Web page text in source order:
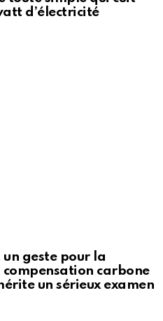
d’électricité
un geste pour la
carbone
un sérieux examen